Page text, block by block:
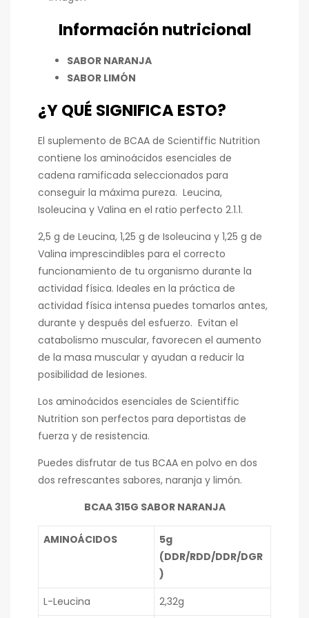
Información nutricional
SABOR NARANJA
SABOR LIMÓN
¿Y QUÉ SIGNIFICA ESTO?
El suplemento de BCAA de Scientiffic Nutrition
contiene los aminoácidos esenciales de
cadena ramificada seleccionados para
conseguir la máxima pureza. Leucina,
Isoleucina y Valina en el ratio perfecto 2.1.1.
2,5 g de Leucina, 1,25 g de Isoleucina y 1,25 g de
Valina imprescindibles para el correcto
funcionamiento de tu organismo durante la
actividad física. Ideales en la práctica de
actividad física intensa puedes tomarlos antes,
durante y después del esfuerzo. Evitan el
catabolismo muscular, favorecen el aumento
de la masa muscular y ayudan a reducir la
posibilidad de lesiones.
Los aminoácidos esenciales de Scientiffic
Nutrition son perfectos para deportistas de
fuerza y de resistencia.
Puedes disfrutar de tus BCAA en polvo en dos
dos refrescantes sabores, naranja y limón.
BCAA 315G SABOR NARANJA
AMINOÁCIDOS
5g
(DDR/RDD/DDR/DGR
)
L-Leucina
2,32g